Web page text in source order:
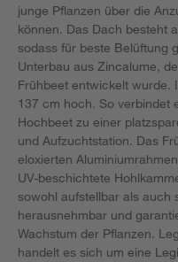
junge Pflanzen über die
können. Das Dach besteht
sodass für beste Belüftung
Unterbau aus Zincalume,
Frühbeet entwickelt wurde.
137 cm hoch. So verbindet
Hochbeet zu einer
und Aufzuchtstation. Das
eloxierten
UV-beschichtete
sowohl aufstellbar als auch
herausnehmbar und
Wachstum der Pflanzen.
handelt es sich um eine